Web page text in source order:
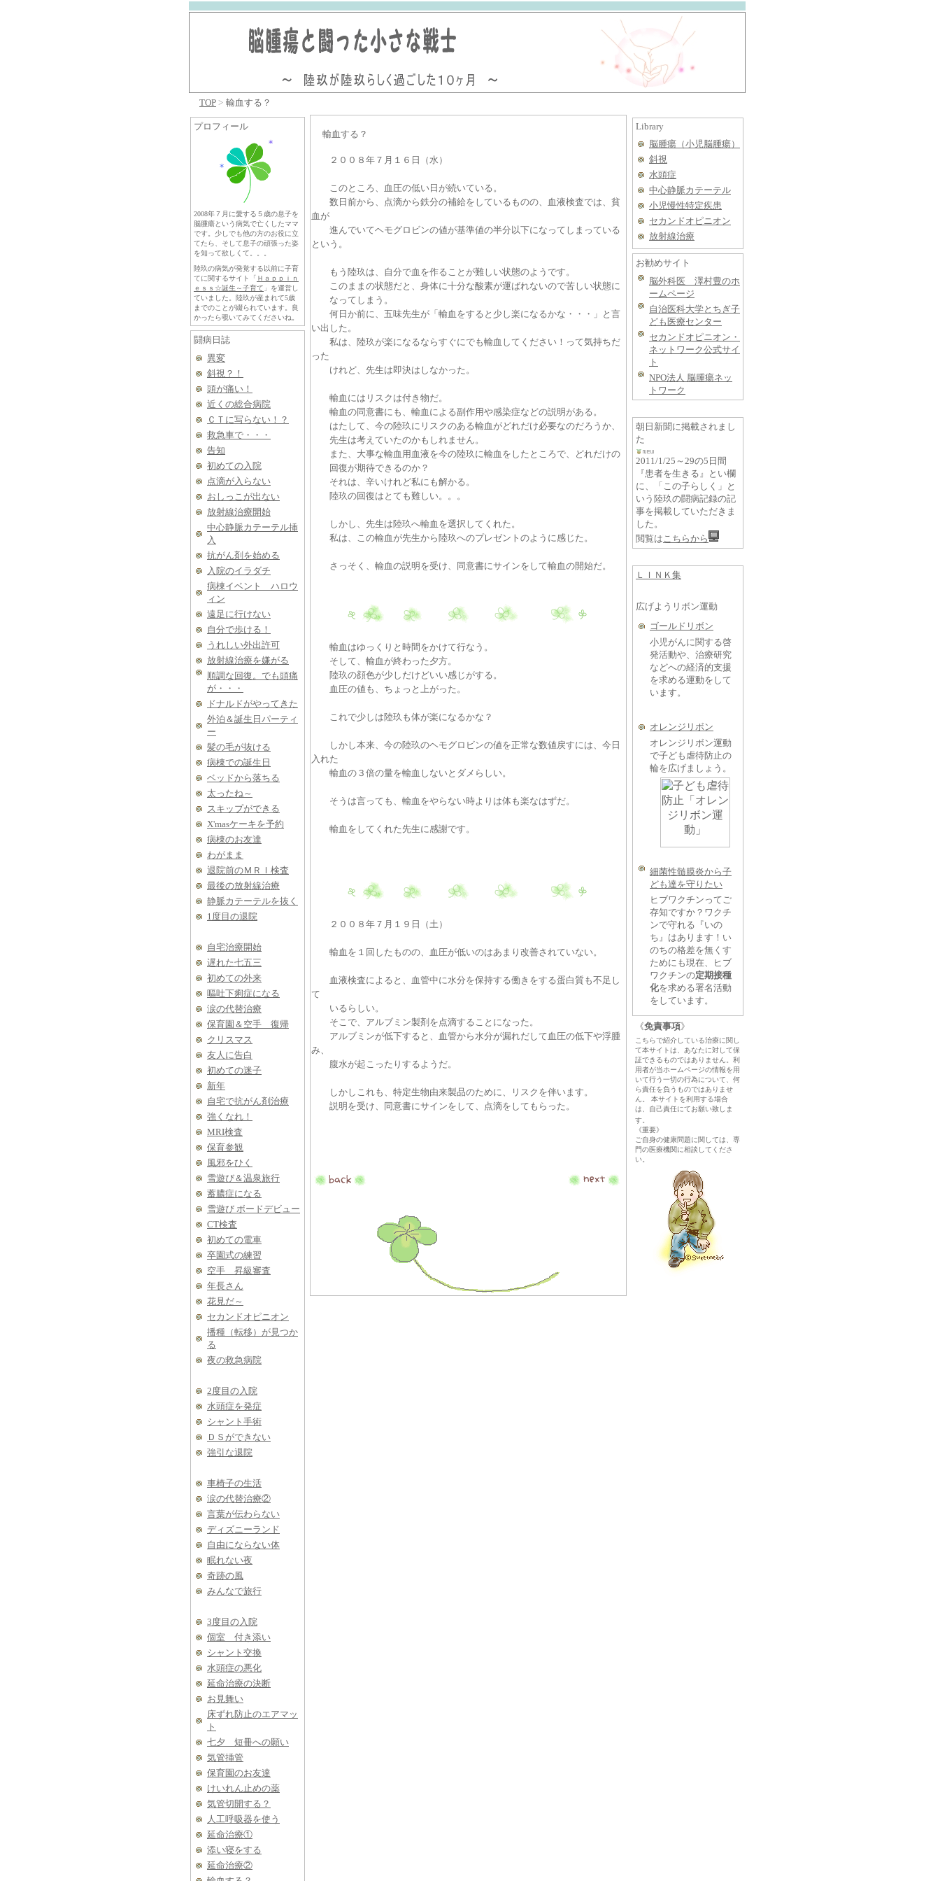
TOP > 輸血する？
輸血する？
２００８年７月１６日（水）
このところ、血圧の低い日が続いている。
数日前から、点滴から鉄分の補給をしているものの、血液検査では、貧
血が
進んでいてヘモグロビンの値が基準値の半分以下になってしまっている
という。
もう陸玖は、自分で血を作ることが難しい状態のようです。
このままの状態だと、身体に十分な酸素が運ばれないので苦しい状態に
なってしまう。
何日か前に、五味先生が「輸血をすると少し楽になるかな・・・」と言
い出した。
私は、陸玖が楽になるならすぐにでも輸血してください！って気持ちだ
った
けれど、先生は即決はしなかった。
輸血にはリスクは付き物だ。
輸血の同意書にも、輸血による副作用や感染症などの説明がある。
はたして、今の陸玖にリスクのある輸血がどれだけ必要なのだろうか、
先生は考えていたのかもしれません。
また、大事な輸血用血液を今の陸玖に輸血をしたところで、どれだけの
回復が期待できるのか？
それは、辛いけれど私にも解かる。
陸玖の回復はとても難しい。。。
しかし、先生は陸玖へ輸血を選択してくれた。
私は、この輸血が先生から陸玖へのプレゼントのように感じた。
さっそく、輸血の説明を受け、同意書にサインをして輸血の開始だ。
輸血はゆっくりと時間をかけて行なう。
そして、輸血が終わった夕方。
陸玖の顔色が少しだけどいい感じがする。
血圧の値も、ちょっと上がった。
これで少しは陸玖も体が楽になるかな？
しかし本来、今の陸玖のヘモグロビンの値を正常な数値戻すには、今日
入れた
輸血の３倍の量を輸血しないとダメらしい。
そうは言っても、輸血をやらない時よりは体も楽なはずだ。
輸血をしてくれた先生に感謝です。
２００８年７月１９日（土）
輸血を１回したものの、血圧が低いのはあまり改善されていない。
血液検査によると、血管中に水分を保持する働きをする蛋白質も不足し
て
いるらしい。
そこで、アルブミン製剤を点滴することになった。
アルブミンが低下すると、血管から水分が漏れだして血圧の低下や浮腫
み、
腹水が起こったりするようだ。
しかしこれも、特定生物由来製品のために、リスクを伴います。
説明を受け、同意書にサインをして、点滴をしてもらった。
プロフィール
2008年７月に愛する５歳の息子を
脳腫瘍という病気で亡くしたママ
です。少しでも他の方のお役に立
てたら、そして息子の頑張った姿
を知って欲しくて。。。
陸玖の病気が発覚する以前に子育
てに関するサイト「 Ｈａｐｐｉｎ
ｅｓｓ☆誕生～子育て 」を運営し
ていました。陸玖が産まれて5歳
までのことが綴られています。良
かったら覗いてみてくださいね。
闘病日誌
異変
斜視？！
頭が痛い！
近くの総合病院
ＣＴに写らない！？
救急車で・・・
告知
初めての入院
点滴が入らない
おしっこが出ない
放射線治療開始
中心静脈カテーテル挿
入
抗がん剤を始める
入院のイラダチ
病棟イベント ハロウ
ィン
遠足に行けない
自分で歩ける！
うれしい外出許可
放射線治療を嫌がる
順調な回復。でも頭痛
が・・・
ドナルドがやってきた
外泊＆誕生日パーティ
ー
髪の毛が抜ける
病棟での誕生日
ベッドから落ちる
太ったね～
スキップができる
X'masケーキを予約
病棟のお友達
わがまま
退院前のＭＲＩ検査
最後の放射線治療
静脈カテーテルを抜く
1度目の退院
自宅治療開始
遅れた七五三
初めての外来
嘔吐下痢症になる
涙の代替治療
保育園＆空手 復帰
クリスマス
友人に告白
初めての迷子
新年
自宅で抗がん剤治療
強くなれ！
MRI検査
保育参観
風邪をひく
雪遊び＆温泉旅行
蓄膿症になる
雪遊び ボードデビュー
CT検査
初めての電車
卒園式の練習
空手 昇級審査
年長さん
花見だ～
セカンドオピニオン
播種（転移）が見つか
る
夜の救急病院
2度目の入院
水頭症を発症
シャント手術
ＤＳができない
強引な退院
車椅子の生活
涙の代替治療②
言葉が伝わらない
ディズニーランド
自由にならない体
眠れない夜
奇跡の風
みんなで旅行
3度目の入院
個室 付き添い
シャント交換
水頭症の悪化
延命治療の決断
お見舞い
床ずれ防止のエアマッ
ト
七夕 短冊への願い
気管挿管
保育園のお友達
けいれん止めの薬
気管切開する？
人工呼吸器を使う
延命治療①
添い寝をする
延命治療②
Library
脳腫瘍（小児脳腫瘍）
斜視
水頭症
中心静脈カテーテル
小児慢性特定疾患
セカンドオピニオン
放射線治療
お勧めサイト
脳外科医 澤村豊のホ
ームページ
自治医科大学とちぎ子
ども医療センター
セカンドオピニオン・
ネットワーク公式サイ
ト
NPO法人 脳腫瘍ネッ
トワーク
朝日新聞に掲載されまし
た
2011/1/25～29の5日間
『患者を生きる』とい欄
に、「この子らしく」と
いう陸玖の闘病記録の記
事を掲載していただきま
した。
閲覧はこちらから
ＬＩＮＫ集
広げようリボン運動
ゴールドリボン
小児がんに関する啓
発活動や、治療研究
などへの経済的支援
を求める運動をして
います。
オレンジリボン
オレンジリボン運動
で子ども虐待防止の
輪を広げましょう。
細菌性髄膜炎から子
ども達を守りたい
ヒブワクチンってご
存知ですか？ワクチ
ンで守れる『いの
ち』はあります！い
のちの格差を無くす
ためにも現在、ヒブ
ワクチンの定期接種
化を求める署名活動
をしています。
《免責事項》
こちらで紹介している治療に関し
て本サイトは、あなたに対して保
証できるものではありません。利
用者が当ホームページの情報を用
いて行う一切の行為について、何
ら責任を負うものではありませ
ん。 本サイトを利用する場合
は、自己責任にてお願い致しま
す。
《重要》
ご自身の健康問題に関しては、専
門の医療機関に相談してくださ
い。